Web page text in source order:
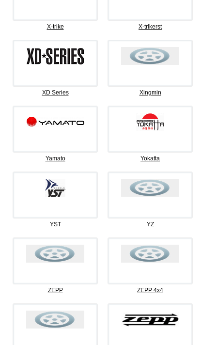
X-trike X-trikerst
XD Series Xingmin
Yamato Yokatta
YST YZ
ZEPP ZEPP 4x4